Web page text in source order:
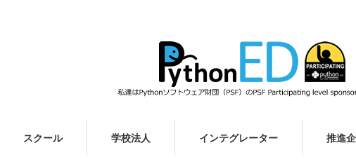
スクール 学校法人 インテグレーター 推進